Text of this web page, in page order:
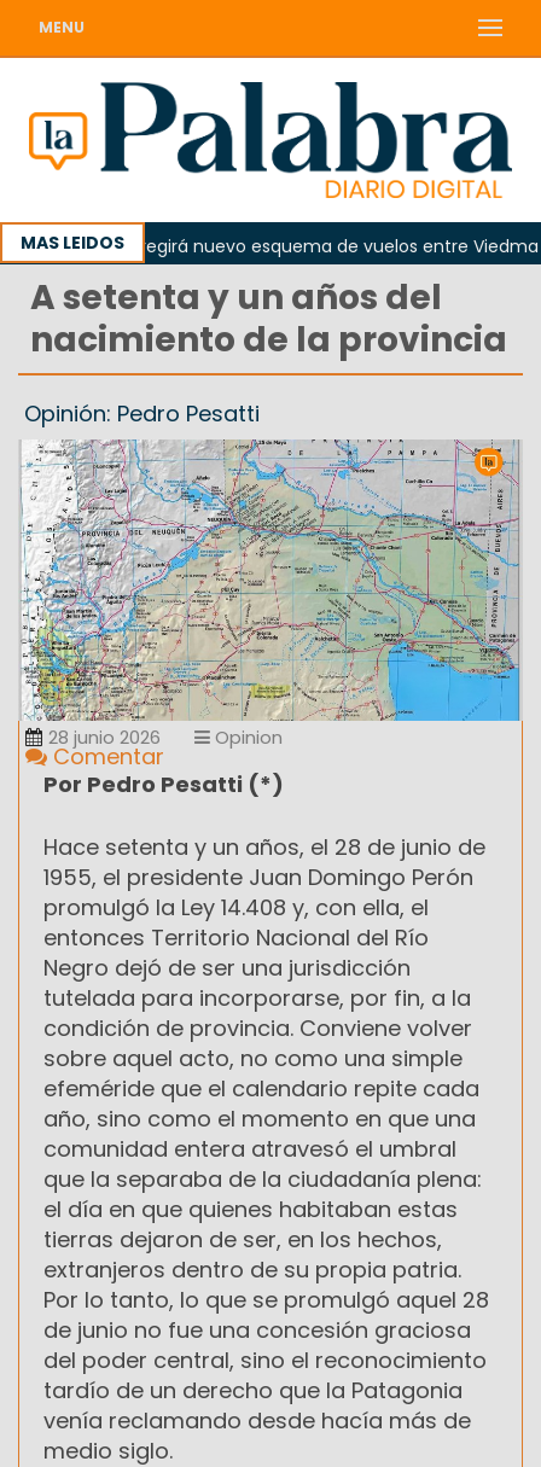
MENU
MAS LEIDOS
agosto regirá nuevo esquema de vuelos entre Viedma y
A setenta y un años del
nacimiento de la provincia
Opinión: Pedro Pesatti
28 junio 2026 Opinion
Comentar
Por Pedro Pesatti (*)
Hace setenta y un años, el 28 de junio de
1955, el presidente Juan Domingo Perón
promulgó la Ley 14.408 y, con ella, el
entonces Territorio Nacional del Río
Negro dejó de ser una jurisdicción
tutelada para incorporarse, por fin, a la
condición de provincia. Conviene volver
sobre aquel acto, no como una simple
efeméride que el calendario repite cada
año, sino como el momento en que una
comunidad entera atravesó el umbral
que la separaba de la ciudadanía plena:
el día en que quienes habitaban estas
tierras dejaron de ser, en los hechos,
extranjeros dentro de su propia patria.
Por lo tanto, lo que se promulgó aquel 28
de junio no fue una concesión graciosa
del poder central, sino el reconocimiento
tardío de un derecho que la Patagonia
venía reclamando desde hacía más de
medio siglo.